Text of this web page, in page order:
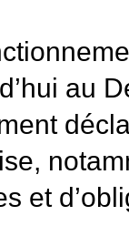
au
et